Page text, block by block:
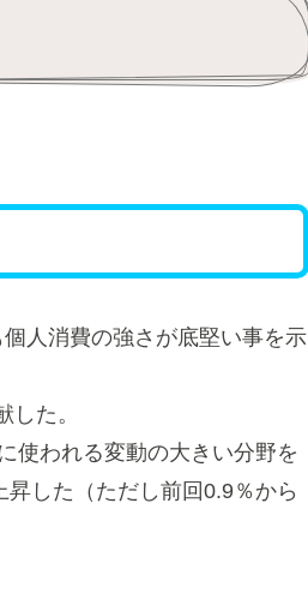
人消費の強さが底堅い事を示
た。
使われる変動の大きい分野を
した（ただし前回0.9％から